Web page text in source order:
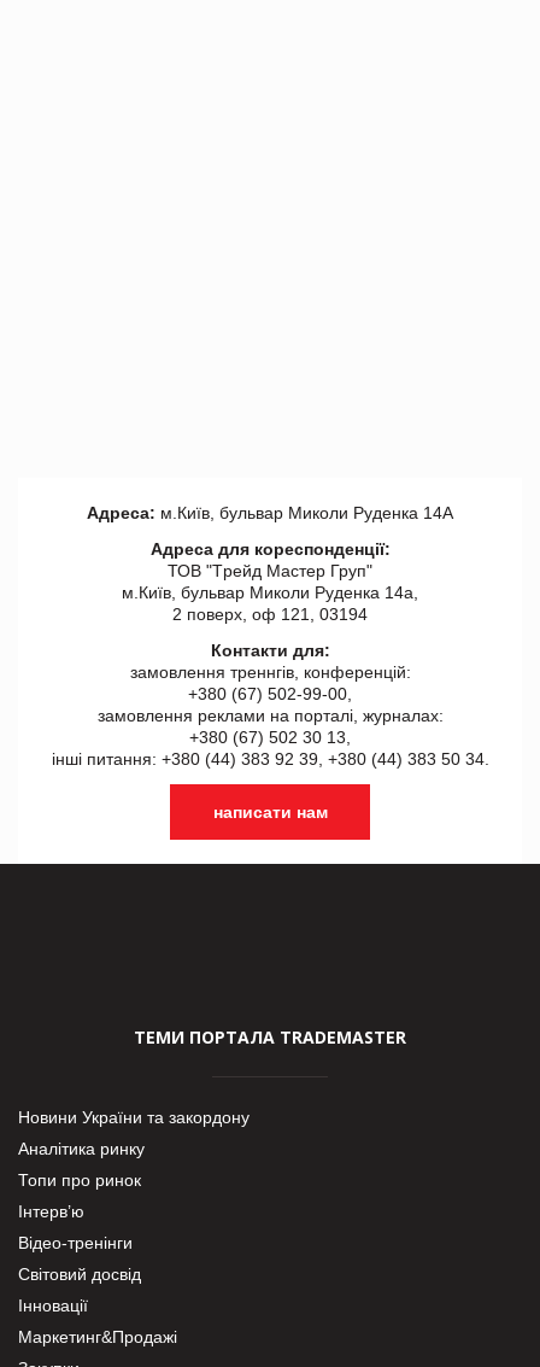
Адреса: м.Київ, бульвар Миколи Руденка 14А
Адреса для кореспонденції:
ТОВ "Tрейд Мастер Груп"
м.Київ, бульвар Миколи Руденка 14а,
2 поверх, оф 121, 03194
Контакти для:
замовлення треннгів, конференцій:
+380 (67) 502-99-00,
замовлення реклами на порталі, журналах:
+380 (67) 502 30 13,
інші питання: +380 (44) 383 92 39, +380 (44) 383 50 34.
написати нам
ТЕМИ ПОРТАЛА TRADEMASTER
Новини України та закордону
Аналітика ринку
Топи про ринок
Інтерв’ю
Відео-тренінги
Світовий досвід
Інновації
Маркетинг&Продажі